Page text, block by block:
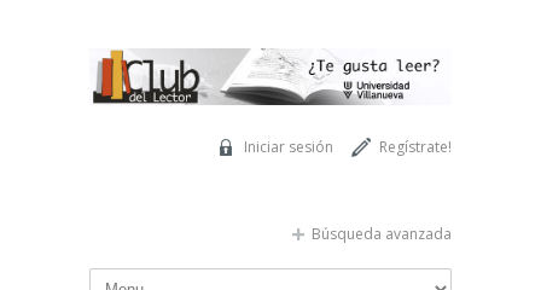
Regístrate!
Iniciar sesión
Búsqueda avanzada